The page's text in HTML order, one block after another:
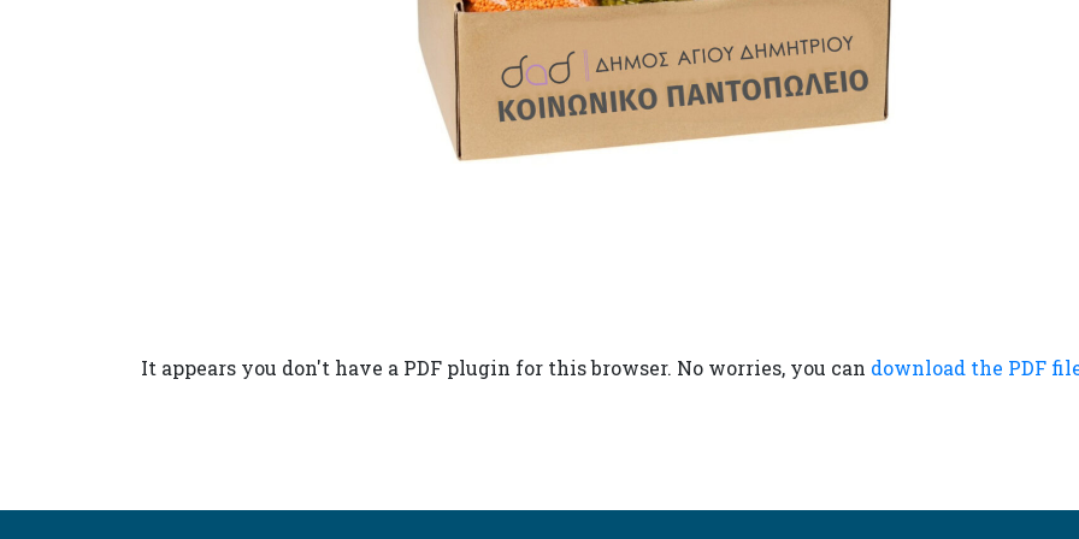
It appears you don't have a PDF plugin for this browser. No worries, you can download the PDF